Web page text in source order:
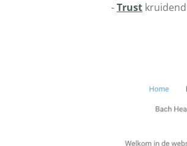
-Trust